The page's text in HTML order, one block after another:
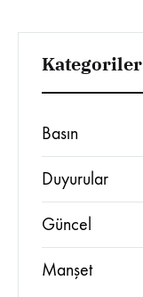
Kategoriler
Basın
Duyurular
Güncel
Manşet